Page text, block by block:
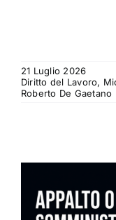
21 Luglio 2026
Diritto del Lavoro,
Roberto De Gaetano